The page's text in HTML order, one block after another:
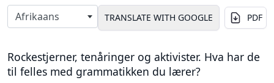
Select langauges
Afrikaans PDF
Rockestjerner, tenåringer og aktivister. Hva har de
til felles med grammatikken du lærer?